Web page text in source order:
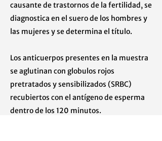
causante de trastornos de la fertilidad, se
diagnostica en el suero de los hombres y
las mujeres y se determina el título.
Los anticuerpos presentes en la muestra
se aglutinan con globulos rojos
pretratados y sensibilizados (SRBC)
recubiertos con el antígeno de esperma
dentro de los 120 minutos.